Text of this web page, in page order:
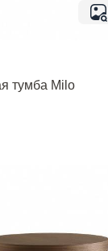
тумба Milo